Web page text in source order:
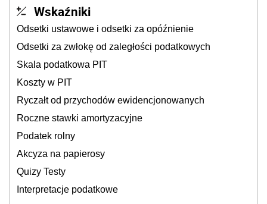
Wskaźniki
Odsetki ustawowe i odsetki za opóźnienie
Odsetki za zwłokę od zaległości podatkowych
Skala podatkowa PIT
Koszty w PIT
Ryczałt od przychodów ewidencjonowanych
Roczne stawki amortyzacyjne
Podatek rolny
Akcyza na papierosy
Quizy Testy
Interpretacje podatkowe